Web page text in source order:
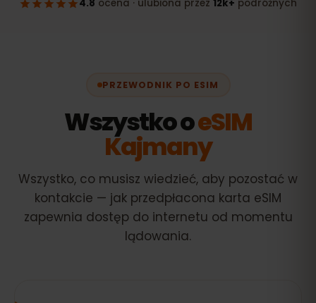
PRZEWODNIK PO ESIM
Wszystko oeSIM
Kajmany
Wszystko, co musisz wiedzieć, aby pozostać w
kontakcie — jak przedpłacona karta eSIM
zapewnia dostęp do internetu od momentu
lądowania.